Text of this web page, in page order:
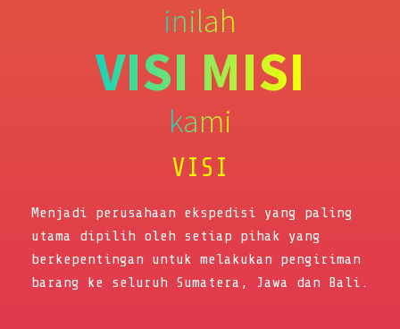
inilah
VISI MISI
kami
VISI
Menjadi perusahaan ekspedisi yang paling
utama dipilih oleh setiap pihak yang
berkepentingan untuk melakukan pengiriman
barang ke seluruh Sumatera, Jawa dan Bali.